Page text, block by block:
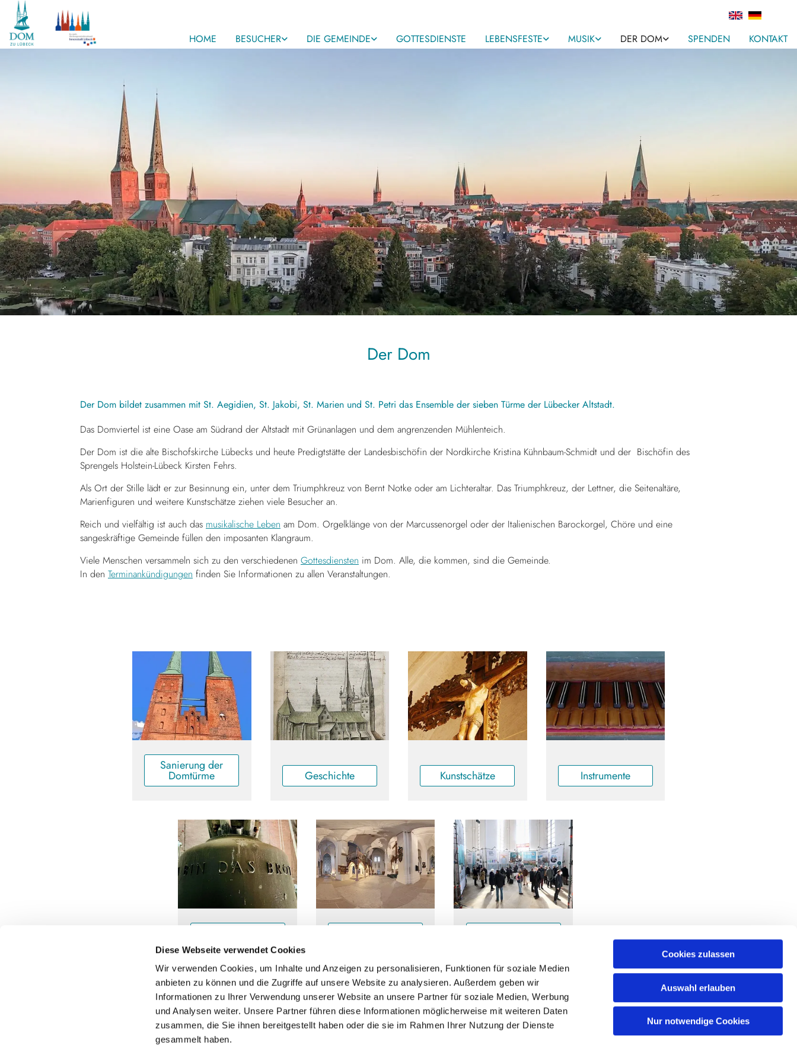
Diese Webseite verwendet Cookies
Wir verwenden Cookies, um Inhalte und Anzeigen zu personalisieren, Funktionen für soziale Medien
anbieten zu können und die Zugriffe auf unsere Website zu analysieren. Außerdem geben wir
Informationen zu Ihrer Verwendung unserer Website an unsere Partner für soziale Medien, Werbung
und Analysen weiter. Unsere Partner führen diese Informationen möglicherweise mit weiteren Daten
zusammen, die Sie ihnen bereitgestellt haben oder die sie im Rahmen Ihrer Nutzung der Dienste
gesammelt haben.
Cookies zulassen
Auswahl erlauben
Nur notwendige Cookies
HOME BESUCHER DIE GEMEINDE GOTTESDIENSTE LEBENSFESTE MUSIK DER DOM SPENDEN KONTAKT
Der Dom
Der Dom bildet zusammen mit St. Aegidien, St. Jakobi, St. Marien und St. Petri das Ensemble der sieben Türme der Lübecker Altstadt.
Das Domviertel ist eine Oase am Südrand der Altstadt mit Grünanlagen und dem angrenzenden Mühlenteich.
Der Dom ist die alte Bischofskirche Lübecks und heute Predigtstätte der Landesbischöfin der Nordkirche Kristina Kühnbaum-Schmidt und der Bischöfin des
Sprengels Holstein-Lübeck Kirsten Fehrs.
Als Ort der Stille lädt er zur Besinnung ein, unter dem Triumphkreuz von Bernt Notke oder am Lichteraltar. Das Triumphkreuz, der Lettner, die Seitenaltäre,
Marienfiguren und weitere Kunstschätze ziehen viele Besucher an.
Reich und vielfältig ist auch das musikalische Leben am Dom. Orgelklänge von der Marcussenorgel oder der Italienischen Barockorgel, Chöre und eine
sangeskräftige Gemeinde füllen den imposanten Klangraum.
Viele Menschen versammeln sich zu den verschiedenen Gottesdiensten im Dom. Alle, die kommen, sind die Gemeinde.
In den Terminankündigungen finden Sie Informationen zu allen Veranstaltungen.
Sanierung der
Domtürme Geschichte Kunstschätze Instrumente
Startseite Kontakt Newsletter Datenschutz Impressum
Kirchengemeindeverband Innenstadt  Ev.luth. Kirchenkreis Lübeck-Lauenburg